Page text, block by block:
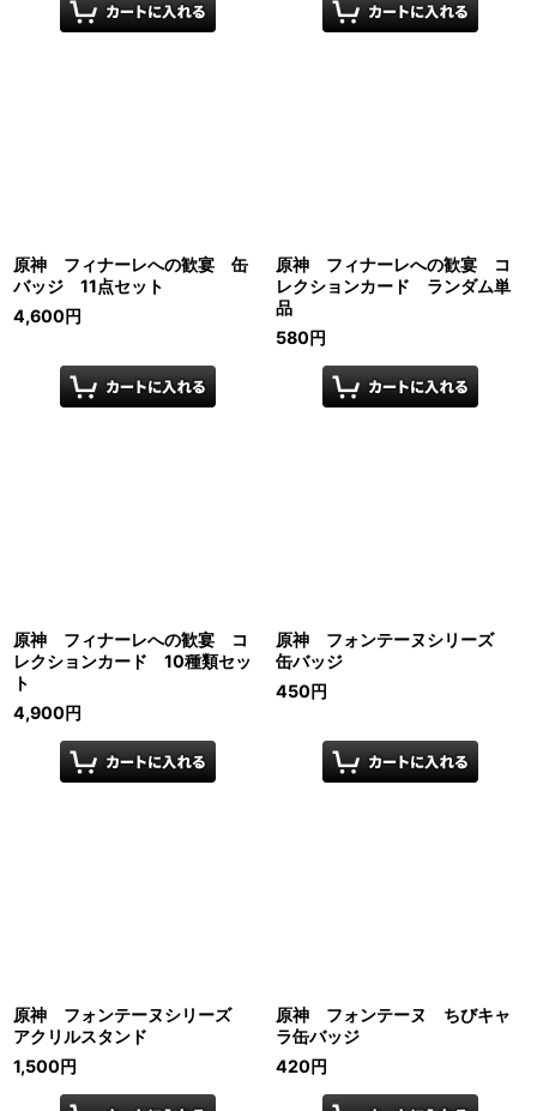
原神 フィナーレへの歓宴 缶
バッジ 11点セット
4,600円
原神 フィナーレへの歓宴 コ
レクションカード ランダム単
品
580円
原神 フィナーレへの歓宴 コ
レクションカード 10種類セッ
ト
4,900円
原神 フォンテーヌシリーズ
缶バッジ
450円
原神 フォンテーヌシリーズ
アクリルスタンド
1,500円
原神 フォンテーヌ ちびキャ
ラ缶バッジ
420円